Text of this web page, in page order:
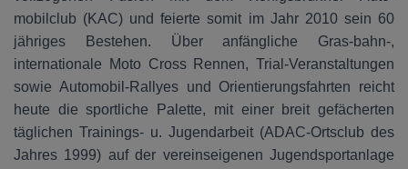
mobilclub (KAC) und feierte somit im Jahr 2010 sein 60
jähriges Bestehen. Über anfängliche Gras-bahn-,
internationale Moto Cross Rennen, Trial-Veranstaltungen
sowie Automobil-Rallyes und Orientierungsfahrten reicht
heute die sportliche Palette, mit einer breit gefächerten
täglichen Trainings- u. Jugendarbeit (ADAC-Ortsclub des
Jahres 1999) auf der vereinseigenen Jugendsportanlage